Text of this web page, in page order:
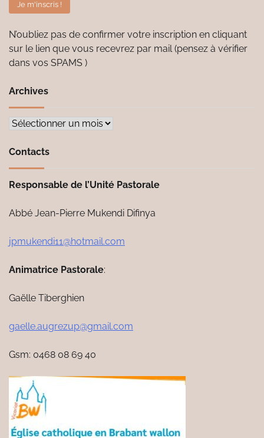
N’oubliez pas de confirmer votre inscription en cliquant
sur le lien que vous recevrez par mail (pensez à vérifier
dans vos SPAMS )
Archives
Archives
Contacts
Responsable de l’Unité Pastorale
Abbé Jean-Pierre Mukendi Difinya
jpmukendi11@hotmail.com
Animatrice Pastorale:
Gaëlle Tiberghien
gaelle.augrezup@gmail.com
Gsm: 0468 08 69 40